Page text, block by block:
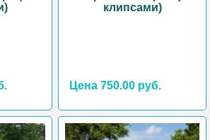
клипсами)
Цена 750.00 руб.